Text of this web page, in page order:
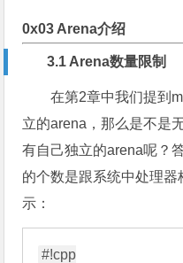
0x03 Arena介绍
3.1 Arena数量限制
在第2章中我们提到
立的arena，那么是不是
有自己独立的arena呢？
的个数是跟系统中处理
示：
#!cpp